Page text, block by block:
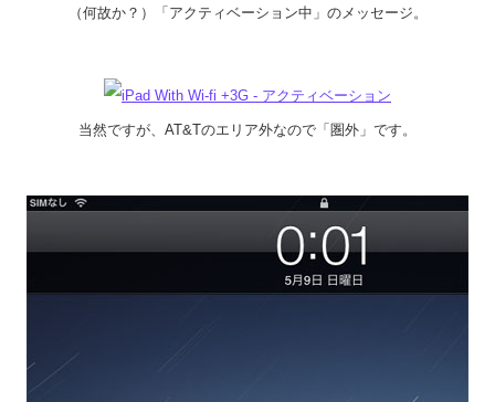
（何故か？）「アクティベーション中」のメッセージ。
当然ですが、AT&Tのエリア外なので「圏外」です。